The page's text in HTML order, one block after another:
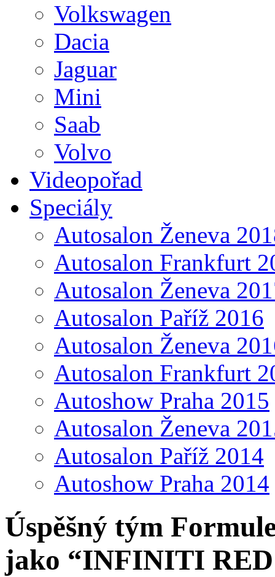
Volkswagen
Dacia
Jaguar
Mini
Saab
Volvo
Videopořad
Speciály
Autosalon Ženeva
Autosalon Frankfurt
Autosalon Ženeva
Autosalon Paříž 2016
Autosalon Ženeva
Autosalon Frankfurt
Autoshow Praha 2015
Autosalon Ženeva
Autosalon Paříž 2014
Autoshow Praha 2014
Úspěšný tým
jako “INFINITI